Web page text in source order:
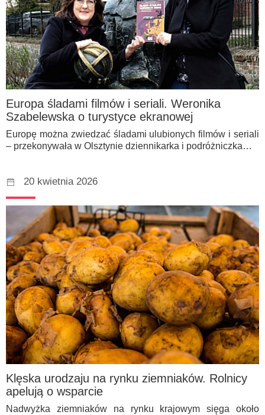
Europa śladami filmów i seriali. Weronika
Szabelewska o turystyce ekranowej
Europę można zwiedzać śladami ulubionych filmów i seriali
– przekonywała w Olsztynie dziennikarka i podróżniczka…
20 kwietnia 2026
Klęska urodzaju na rynku ziemniaków. Rolnicy
apelują o wsparcie
Nadwyżka ziemniaków na rynku krajowym sięga około